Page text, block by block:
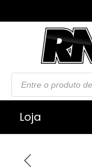
Pesquisar
produtos
Loja